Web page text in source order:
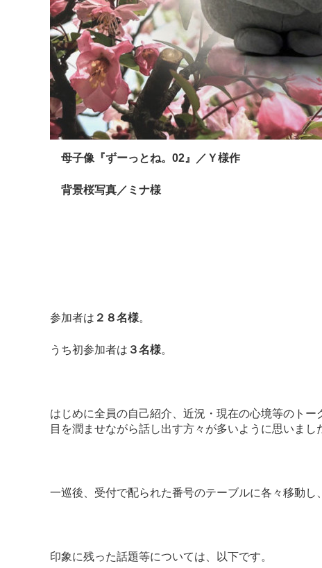
母子像『ずーっとね。02』／Ｙ様作
背景桜写真／ミナ様
参加者は ２８名様。
うち初参加者は ３名様。
はじめに全員の自己紹介、近況・現在の心境等のト
目を潤ませながら話し出す方々が多いように思いまし
一巡後、受付で配られた番号のテーブルに各々移動し
印象に残った話題等については、以下です。